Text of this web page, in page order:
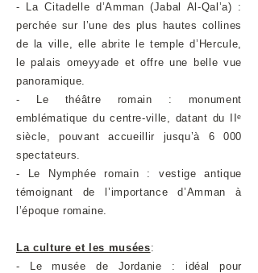
- La Citadelle d’Amman (Jabal Al-Qal’a) :
perchée sur l’une des plus hautes collines
de la ville, elle abrite le temple d’Hercule,
le palais omeyyade et offre une belle vue
panoramique.
- Le théâtre romain : monument
emblématique du centre-ville, datant du IIᵉ
siècle, pouvant accueillir jusqu’à 6 000
spectateurs.
- Le Nymphée romain : vestige antique
témoignant de l’importance d’Amman à
l’époque romaine.
La culture et les musées:
- Le musée de Jordanie : idéal pour